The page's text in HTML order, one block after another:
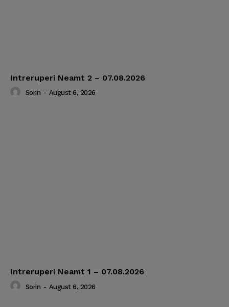
Intreruperi Neamt 2 – 07.08.2026
Sorin - August 6, 2026
Intreruperi Neamt 1 – 07.08.2026
Sorin - August 6, 2026